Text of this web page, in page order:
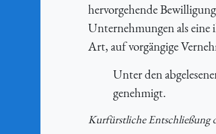
hervorgehende
Unternehmungen als
Art, auf vorgängige
Unter den
genehmigt.
Kurfürstliche Entschließung